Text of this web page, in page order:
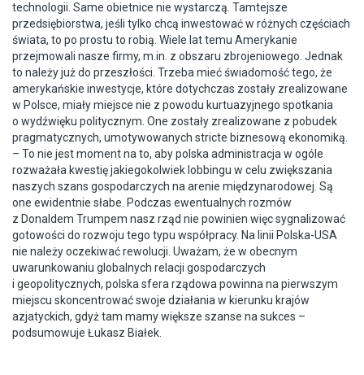
technologii. Same obietnice nie wystarczą. Tamtejsze
przedsiębiorstwa, jeśli tylko chcą inwestować w różnych częściach
świata, to po prostu to robią. Wiele lat temu Amerykanie
przejmowali nasze firmy, m.in. z obszaru zbrojeniowego. Jednak
to należy już do przeszłości. Trzeba mieć świadomość tego, że
amerykańskie inwestycje, które dotychczas zostały zrealizowane
w Polsce, miały miejsce nie z powodu kurtuazyjnego spotkania
o wydźwięku politycznym. One zostały zrealizowane z pobudek
pragmatycznych, umotywowanych stricte biznesową ekonomiką.
– To nie jest moment na to, aby polska administracja w ogóle
rozważała kwestię jakiegokolwiek lobbingu w celu zwiększania
naszych szans gospodarczych na arenie międzynarodowej. Są
one ewidentnie słabe. Podczas ewentualnych rozmów
z Donaldem Trumpem nasz rząd nie powinien więc sygnalizować
gotowości do rozwoju tego typu współpracy. Na linii Polska-USA
nie należy oczekiwać rewolucji. Uważam, że w obecnym
uwarunkowaniu globalnych relacji gospodarczych
i geopolitycznych, polska sfera rządowa powinna na pierwszym
miejscu skoncentrować swoje działania w kierunku krajów
azjatyckich, gdyż tam mamy większe szanse na sukces –
podsumowuje Łukasz Białek.